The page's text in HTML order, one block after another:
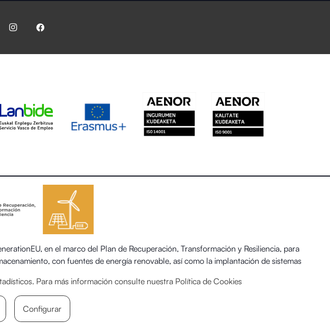
en el marco del Plan de Recuperación, Transformación y Resiliencia, para
con fuentes de energía renovable, así como la implantación de sistemas
Para más información consulte nuestra Política de Cookies
Configurar